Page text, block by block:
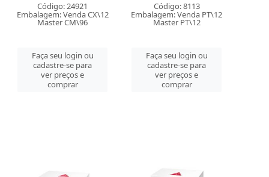
Código: 24921
Embalagem: Venda CX\12
Master CM\96
Faça seu login ou
cadastre-se para
ver preços e
comprar
Código: 8113
Embalagem: Venda PT\12
Master PT\12
Faça seu login ou
cadastre-se para
ver preços e
comprar